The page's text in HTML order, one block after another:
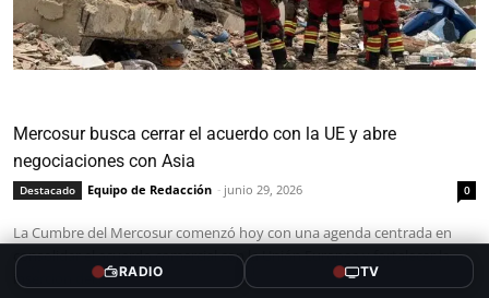
Mercosur busca cerrar el acuerdo con la UE y abre
negociaciones con Asia
Destacado Equipo de Redacción - junio 29, 2026 0
La Cumbre del Mercosur comenzó hoy con una agenda centrada en
consolidar el acuerdo comercial con la Unión Europea y fortalecer la
inserción del...
RADIO TV